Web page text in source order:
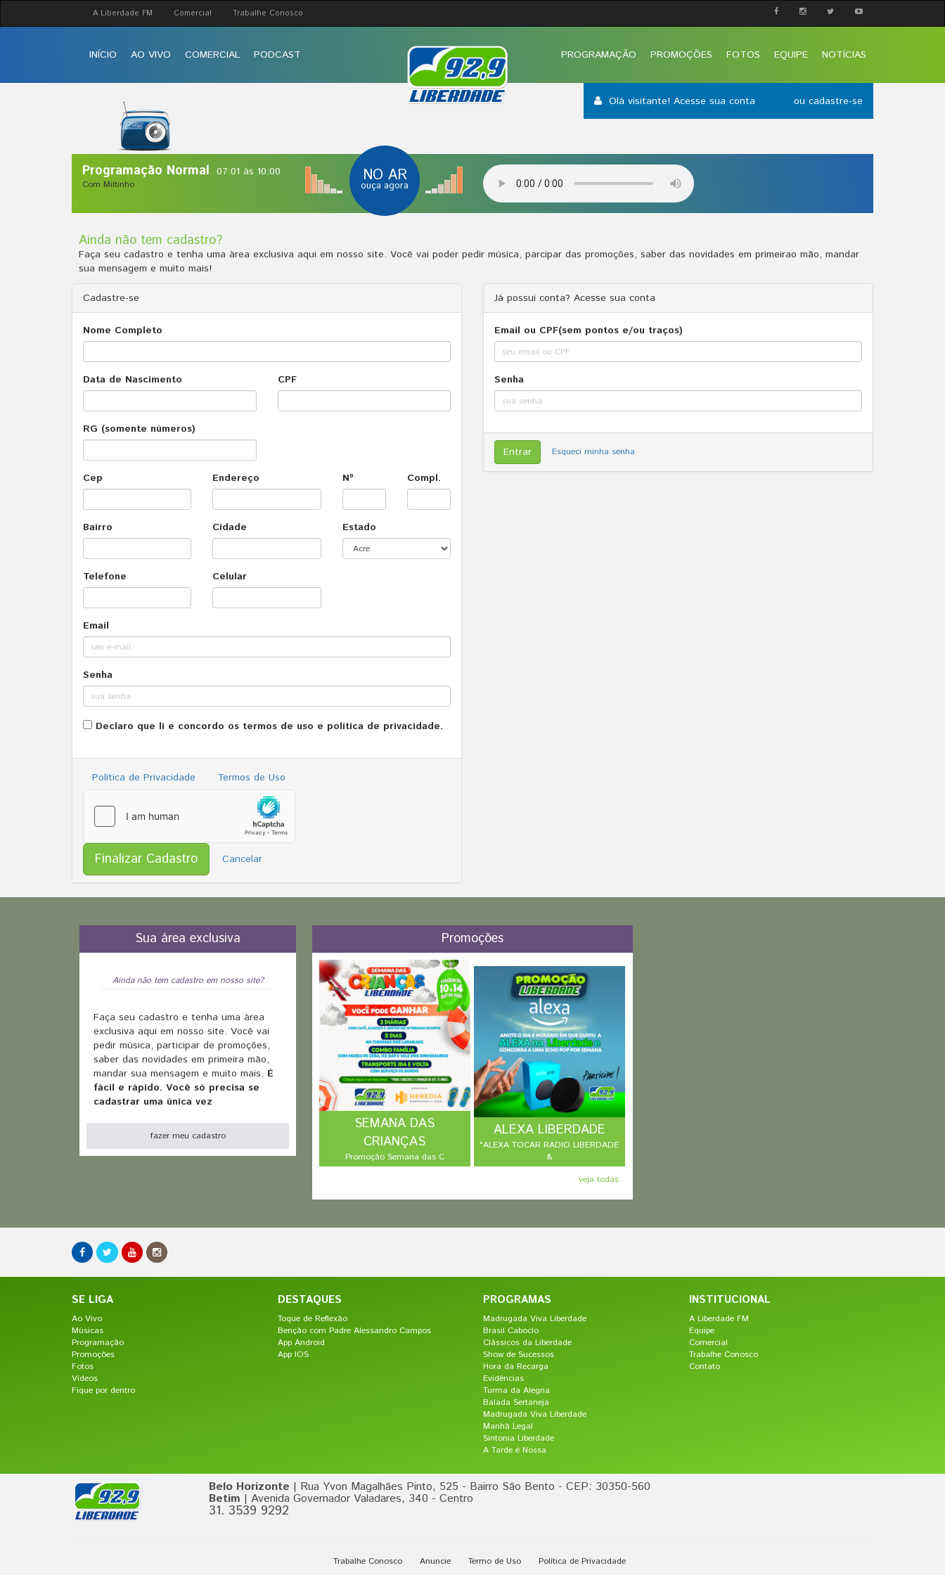
A Liberdade FM Comercial Trabalhe Conosco
INÍCIO AO VIVO COMERCIAL PODCAST PROGRAMAÇÃO PROMOÇÕES FOTOS EQUIPE NOTÍCIAS
Olá visitante! Acesse sua conta ou cadastre-se
Programação Normal 07:01 às 10:00
Com Miltinho NO AR
ouça agora
Ainda não tem cadastro?
Faça seu cadastro e tenha uma àrea exclusiva aqui em nosso site. Você vai poder pedir música, parcipar das promoções, saber das novidades em primeirao mão, mandar
sua mensagem e muito mais!
Cadastre-se
Nome Completo
Data de Nascimento CPF
RG (somente números)
Cep Endereço Nº Compl.
Bairro Cidade Estado
Telefone Celular
Email
Senha
Declaro que li e concordo os termos de uso e política de privacidade.
Política de Privacidade Termos de Uso
Cancelar
Já possui conta? Acesse sua conta
Email ou CPF(sem pontos e/ou traços)
Senha
Esqueci minha senha
Sua área exclusiva
Ainda não tem cadastro em nosso site?
Faça seu cadastro e tenha uma àrea
exclusiva aqui em nosso site. Você vai
pedir música, participar de promoções,
saber das novidades em primeira mão,
mandar sua mensagem e muito mais. É
fácil e rápido. Você só precisa se
cadastrar uma única vez
fazer meu cadastro
Promoções
SEMANA DAS
CRIANÇAS
Promoção Semana das C
ALEXA LIBERDADE
"ALEXA TOCAR RADIO LIBERDADE
&
veja todas
SE LIGA
Ao Vivo
Músicas
Programação
Promoções
Fotos
Vídeos
Fique por dentro
DESTAQUES
Toque de Reflexão
Benção com Padre Alessandro Campos
App Android
App IOS
PROGRAMAS
Madrugada Viva Liberdade
Brasil Caboclo
Clássicos da Liberdade
Show de Sucessos
Hora da Recarga
Evidências
Turma da Alegria
Balada Sertaneja
Madrugada Viva Liberdade
Manhã Legal
Sintonia Liberdade
A Tarde é Nossa
INSTITUCIONAL
A Liberdade FM
Equipe
Comercial
Trabalhe Conosco
Contato
Belo Horizonte | Rua Yvon Magalhães Pinto, 525 - Bairro São Bento - CEP: 30350-560
Betim | Avenida Governador Valadares, 340 - Centro
31. 3539 9292
Trabalhe Conosco Anuncie Termo de Uso Política de Privacidade